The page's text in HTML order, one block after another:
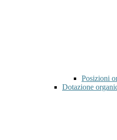
Posizioni
Dotazione